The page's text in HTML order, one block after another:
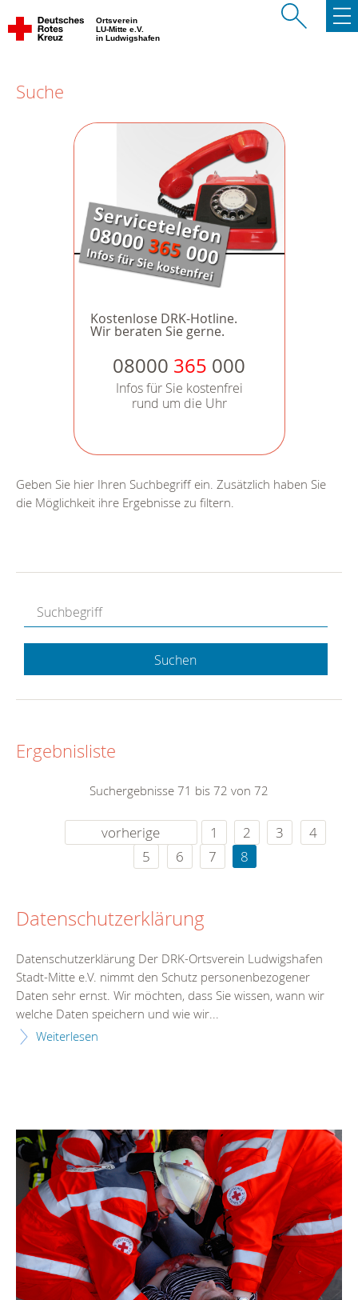
Ortsverein
LU-Mitte e.V.
in Ludwigshafen
Suche
Kostenlose DRK-Hotline.
Wir beraten Sie gerne.
08000 365 000
Infos für Sie kostenfrei
rund um die Uhr
Geben Sie hier Ihren Suchbegriff ein. Zusätzlich haben Sie
die Möglichkeit ihre Ergebnisse zu filtern.
Suchen
Ergebnisliste
Suchergebnisse 71 bis 72 von 72
vorherige 1 2 3
4
5
6 7 8
Datenschutzerklärung
Datenschutzerklärung Der DRK-Ortsverein Ludwigshafen
Stadt-Mitte e.V. nimmt den Schutz personenbezogener
Daten sehr ernst. Wir möchten, dass Sie wissen, wann wir
welche Daten speichern und wie wir...
Weiterlesen